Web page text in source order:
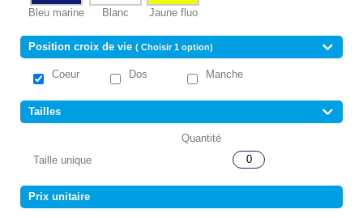
Bleu marine Blanc Jaune fluo
Position croix de vie ( Choisir 1 option)
Coeur Dos Manche
Tailles
Taille unique
Prix unitaire